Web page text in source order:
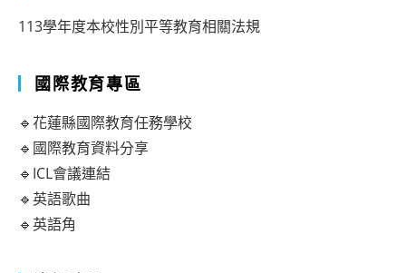
113學年度本校性別平等教育相關法規
國際教育專區
🔹花蓮縣國際教育任務學校
🔹國際教育資料分享
🔹ICL會議連結
🔹英語歌曲
🔹英語角